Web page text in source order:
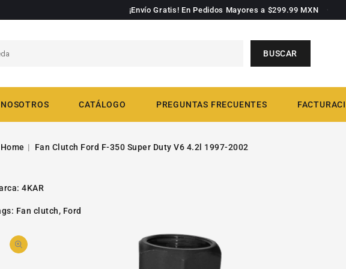
¡Envío Gratis! En Pedidos Mayores a $299.99 MXN
BUSCAR
NOSOTROS CATÁLOGO PREGUNTAS FRECUENTES
Home Fan Clutch Ford F-350 Super Duty V6 4.2l 1997-2002
4KAR
Fan clutch, Ford
INFORMACIÓN
DE PRODUCTO
video
1